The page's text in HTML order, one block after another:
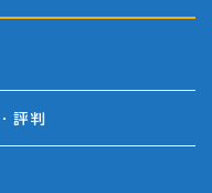
評判